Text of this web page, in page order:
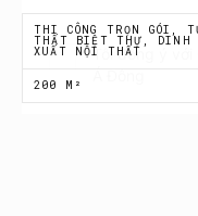
Tôi đồng ý với
Á Đông
THI CÔNG TRỌN GÓI,
THẤT BIỆT THỰ, DINH
XUẤT NỘI THẤT
200 M²